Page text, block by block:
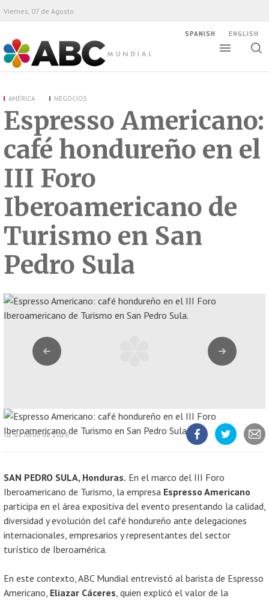
ABC Mundial
Viernes, 07 de Agosto
SPANISH ENGLISH
AMÉRICA NEGOCIOS
Espresso Americano:
café hondureño en el
III Foro
Iberoamericano de
Turismo en San
Pedro Sula
02 de Junio de 2026
SAN PEDRO SULA, Honduras. En el marco del III Foro
Iberoamericano de Turismo, la empresa Espresso Americano
participa en el área expositiva del evento presentando la calidad,
diversidad y evolución del café hondureño ante delegaciones
internacionales, empresarios y representantes del sector
turístico de Iberoamérica.
En este contexto, ABC Mundial entrevistó al barista de Espresso
Americano, Eliazar Cáceres, quien explicó el valor de la